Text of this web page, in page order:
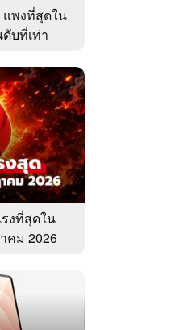
แพงที่สุดใน
บที่เท่า
งที่สุดใน
คม 2026